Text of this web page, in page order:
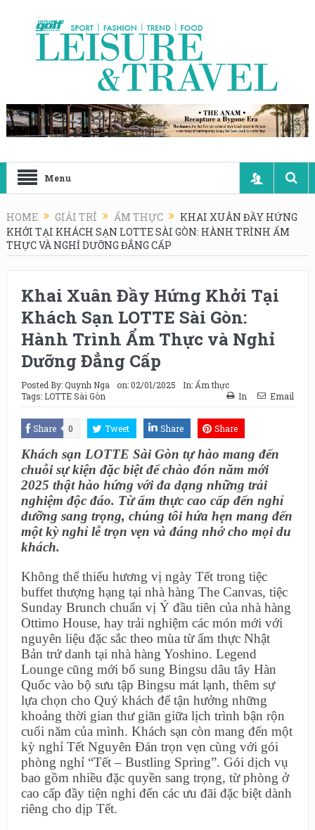
Menu
HOME GIẢI TRÍ ẨM THỰC
KHAI XUÂN ĐẦY HỨNG
KHỞI TẠI KHÁCH SẠN LOTTE SÀI GÒN: HÀNH TRÌNH ẨM
THỰC VÀ NGHỈ DƯỠNG ĐẲNG CẤP
Khai Xuân Đầy Hứng Khởi Tại
Khách Sạn LOTTE Sài Gòn:
Hành Trình Ẩm Thực và Nghỉ
Dưỡng Đẳng Cấp
Posted By:Quynh Nga on:02/01/2025 In: Ẩm thực
Tags: LOTTE Sài Gòn In Email
Share 0 Tweet Share Share
Khách sạn LOTTE Sài Gòn tự hào mang đến
chuỗi sự kiện đặc biệt để chào đón năm mới
2025 thật hào hứng với đa dạng những trải
nghiệm độc đáo. Từ ẩm thực cao cấp đến nghỉ
dưỡng sang trọng, chúng tôi hứa hẹn mang đến
một kỳ nghỉ lễ trọn vẹn và đáng nhớ cho mọi du
khách.
Không thể thiếu hương vị ngày Tết trong tiệc
buffet thượng hạng tại nhà hàng The Canvas, tiệc
Sunday Brunch chuẩn vị Ý đầu tiên của nhà hàng
Ottimo House, hay trải nghiệm các món mới với
nguyên liệu đặc sắc theo mùa từ ẩm thực Nhật
Bản trứ danh tại nhà hàng Yoshino. Legend
Lounge cũng mới bổ sung Bingsu dâu tây Hàn
Quốc vào bộ sưu tập Bingsu mát lạnh, thêm sự
lựa chọn cho Quý khách để tận hưởng những
khoảng thời gian thư giãn giữa lịch trình bận rộn
cuối năm của mình. Khách sạn còn mang đến một
kỳ nghỉ Tết Nguyên Đán trọn vẹn cùng với gói
phòng nghỉ “Tết – Bustling Spring”. Gói dịch vụ
bao gồm nhiều đặc quyền sang trọng, từ phòng ở
cao cấp đầy tiện nghi đến các ưu đãi đặc biệt dành
riêng cho dịp Tết.